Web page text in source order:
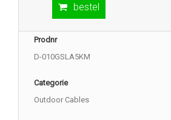
bestel
Prodnr
D-010GSLA5KM
Categorie
Outdoor Cables